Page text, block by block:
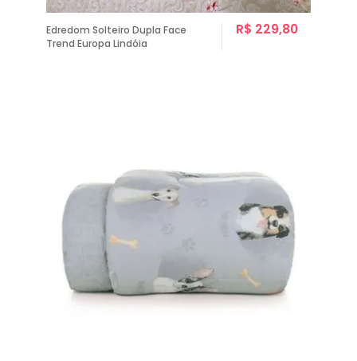
Edredom Solteiro Dupla Face
Trend Europa Lindóia
R$ 229,80